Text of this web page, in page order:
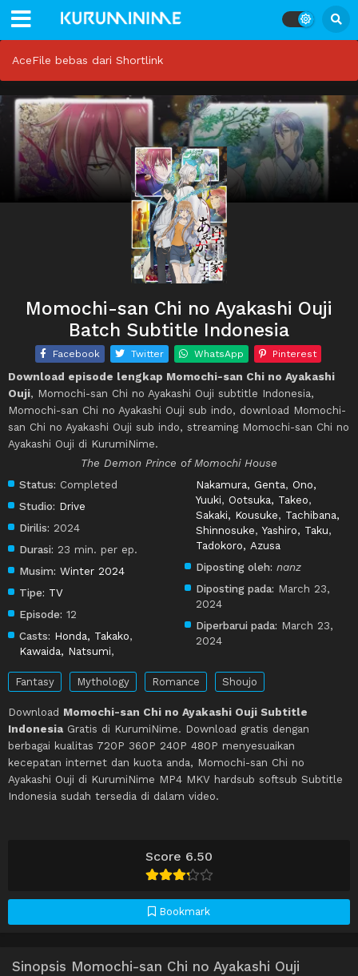
AceFile bebas dari Shortlink
Score 6.50
Bookmark
Momochi-san Chi no Ayakashi Ouji
Batch Subtitle Indonesia
Facebook Twitter WhatsApp Pinterest
Download episode lengkap Momochi-san Chi no Ayakashi
Ouji, Momochi-san Chi no Ayakashi Ouji subtitle Indonesia,
Momochi-san Chi no Ayakashi Ouji sub indo, download Momochi-
san Chi no Ayakashi Ouji sub indo, streaming Momochi-san Chi no
Ayakashi Ouji di KurumiNime.
The Demon Prince of Momochi House
Status: Completed
Studio: Drive
Dirilis: 2024
Durasi: 23 min. per ep.
Musim: Winter 2024
Tipe: TV
Episode: 12
Casts: Honda, Takako,
Kawaida, Natsumi,
Nakamura, Genta, Ono,
Yuuki, Ootsuka, Takeo,
Sakaki, Kousuke, Tachibana,
Shinnosuke,Yashiro, Taku,
Tadokoro, Azusa
Diposting oleh: nanz
Diposting pada: March 23,
2024
Diperbarui pada: March 23,
2024
Fantasy Mythology Romance Shoujo
Download Momochi-san Chi no Ayakashi Ouji Subtitle
Indonesia Gratis di KurumiNime. Download gratis dengan
berbagai kualitas 720P 360P 240P 480P menyesuaikan
kecepatan internet dan kuota anda, Momochi-san Chi no
Ayakashi Ouji di KurumiNime MP4 MKV hardsub softsub Subtitle
Indonesia sudah tersedia di dalam video.
Sinopsis Momochi-san Chi no Ayakashi Ouji